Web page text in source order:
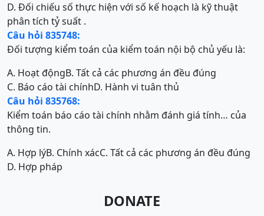
D. Đối chiếu số thực hiện với số kế hoạch là kỹ thuật
phân tích tỷ suất .
Câu hỏi 835748:
Đối tượng kiểm toán của kiểm toán nội bộ chủ yếu là:
A. Hoạt độngB. Tất cả các phương án đều đúng
C. Báo cáo tài chínhD. Hành vi tuân thủ
Câu hỏi 835768:
Kiểm toán báo cáo tài chính nhằm đánh giá tính… của
thông tin.
A. Hợp lýB. Chính xácC. Tất cả các phương án đều đúng
D. Hợp pháp
DONATE